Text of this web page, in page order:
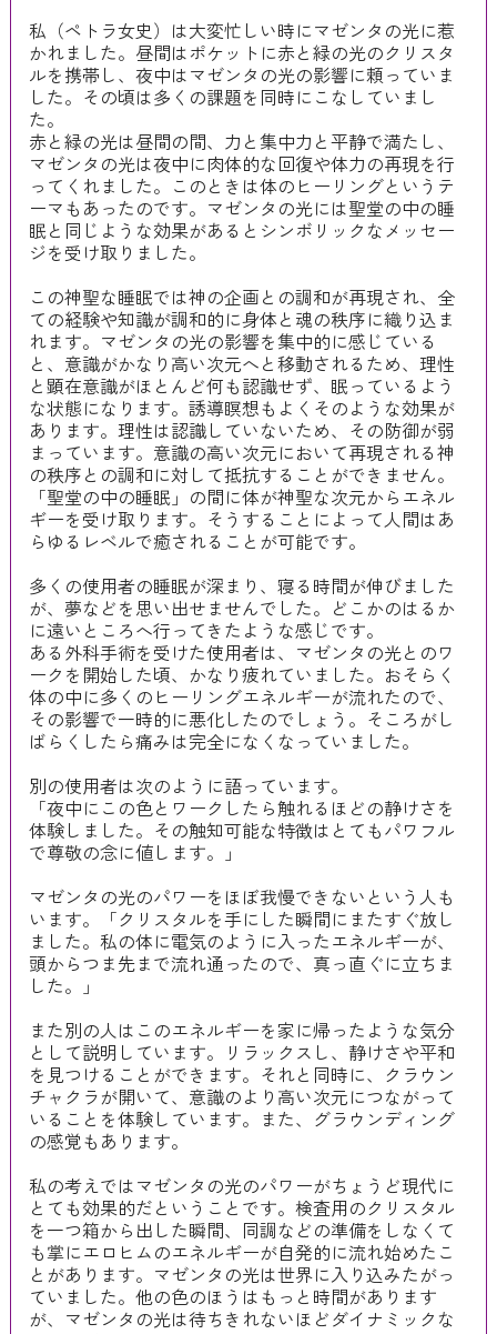
私（ペトラ女史）は大変忙しい時にマゼンタの光に惹
かれました。昼間はポケットに赤と緑の光のクリスタ
ルを携帯し、夜中はマゼンタの光の影響に頼っていま
した。その頃は多くの課題を同時にこなしていまし
た。
赤と緑の光は昼間の間、力と集中力と平静で満たし、
マゼンタの光は夜中に肉体的な回復や体力の再現を行
ってくれました。このときは体のヒーリングというテ
ーマもあったのです。マゼンタの光には聖堂の中の睡
眠と同じような効果があるとシンボリックなメッセー
ジを受け取りました。
この神聖な睡眠では神の企画との調和が再現され、全
ての経験や知識が調和的に身体と魂の秩序に織り込ま
れます。マゼンタの光の影響を集中的に感じている
と、意識がかなり高い次元へと移動されるため、理性
と顕在意識がほとんど何も認識せず、眠っているよう
な状態になります。誘導瞑想もよくそのような効果が
あります。理性は認識していないため、その防御が弱
まっています。意識の高い次元において再現される神
の秩序との調和に対して抵抗することができません。
「聖堂の中の睡眠」の間に体が神聖な次元からエネル
ギーを受け取ります。そうすることによって人間はあ
らゆるレベルで癒されることが可能です。
多くの使用者の睡眠が深まり、寝る時間が伸びました
が、夢などを思い出せませんでした。どこかのはるか
に遠いところへ行ってきたような感じです。
ある外科手術を受けた使用者は、マゼンタの光とのワ
ークを開始した頃、かなり疲れていました。おそらく
体の中に多くのヒーリングエネルギーが流れたので、
その影響で一時的に悪化したのでしょう。そころがし
ばらくしたら痛みは完全になくなっていました。
別の使用者は次のように語っています。
「夜中にこの色とワークしたら触れるほどの静けさを
体験しました。その触知可能な特徴はとてもパワフル
で尊敬の念に値します。」
マゼンタの光のパワーをほぼ我慢できないという人も
います。「クリスタルを手にした瞬間にまたすぐ放し
ました。私の体に電気のように入ったエネルギーが、
頭からつま先まで流れ通ったので、真っ直ぐに立ちま
した。」
また別の人はこのエネルギーを家に帰ったような気分
として説明しています。リラックスし、静けさや平和
を見つけることができます。それと同時に、クラウン
チャクラが開いて、意識のより高い次元につながって
いることを体験しています。また、グラウンディング
の感覚もあります。
私の考えではマゼンタの光のパワーがちょうど現代に
とても効果的だということです。検査用のクリスタル
を一つ箱から出した瞬間、同調などの準備をしなくて
も掌にエロヒムのエネルギーが自発的に流れ始めたこ
とがあります。マゼンタの光は世界に入り込みたがっ
ていました。他の色のほうはもっと時間があります
が、マゼンタの光は待ちきれないほどダイナミックな